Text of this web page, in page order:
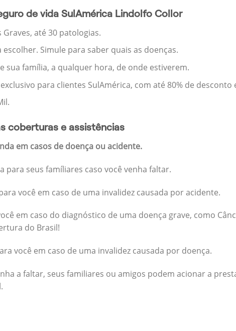
de vida SulAmérica Lindolfo Collor
até 30 patologias.
Simule para saber quais as doenças.
sua família, a qualquer hora, de onde estiverem.
para clientes SulAmérica, com até 80% de
coberturas e assistências
em casos de doença ou acidente.
para seus famíliares caso você venha faltar.
você em caso de uma invalidez causada por acidente.
em caso do diagnóstico de uma doença grave, como
do Brasil!
você em caso de uma invalidez causada por doença.
a faltar, seus familiares ou amigos podem acionar a